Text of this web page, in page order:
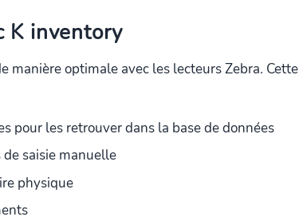
K inventory
manière optimale avec les lecteurs Zebra. Cette
pour les retrouver dans la base de données
saisie manuelle
physique